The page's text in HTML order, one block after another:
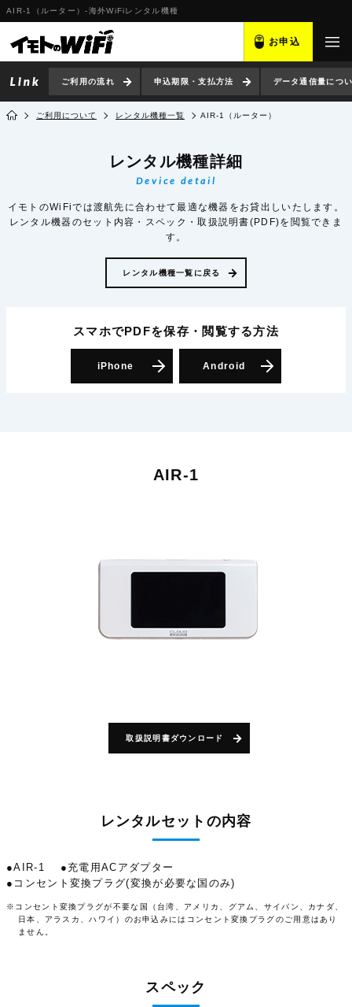
AIR-1（ルーター）-海外WiFiレンタル機種
お申込
ご利用の流れ 申込期限・支払方法 データ通信量につ
ご利用について レンタル機種一覧 AIR-1（ルーター）
レンタル機種詳細
Device detail
イモトのWiFiでは渡航先に合わせて最適な機器をお貸出しいたします。
レンタル機器のセット内容・スペック・取扱説明書(PDF)を閲覧できま
す。
レンタル機種一覧に戻る
スマホでPDFを保存・閲覧する方法
iPhone Android
AIR-1
取扱説明書ダウンロード
レンタルセットの内容
●AIR-1
●充電用ACアダプター
●コンセント変換プラグ(変換が必要な国のみ)
※コンセント変換プラグが不要な国（台湾、アメリカ、グアム、サイパン、カナダ、
日本、アラスカ、ハワイ）のお申込みにはコンセント変換プラグのご用意はあり
ません。
スペック